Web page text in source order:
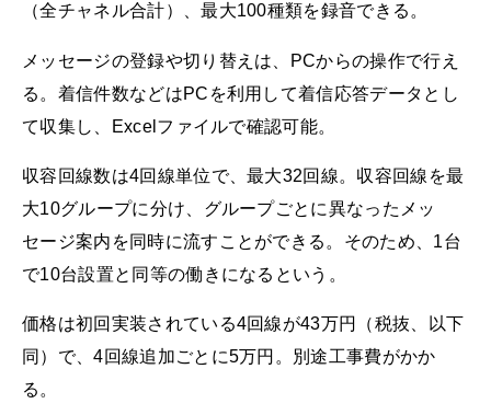
（全チャネル合計）、最大100種類を録音できる。
メッセージの登録や切り替えは、PCからの操作で行え
る。着信件数などはPCを利用して着信応答データとし
て収集し、Excelファイルで確認可能。
収容回線数は4回線単位で、最大32回線。収容回線を最
大10グループに分け、グループごとに異なったメッ
セージ案内を同時に流すことができる。そのため、1台
で10台設置と同等の働きになるという。
価格は初回実装されている4回線が43万円（税抜、以下
同）で、4回線追加ごとに5万円。別途工事費がかか
る。